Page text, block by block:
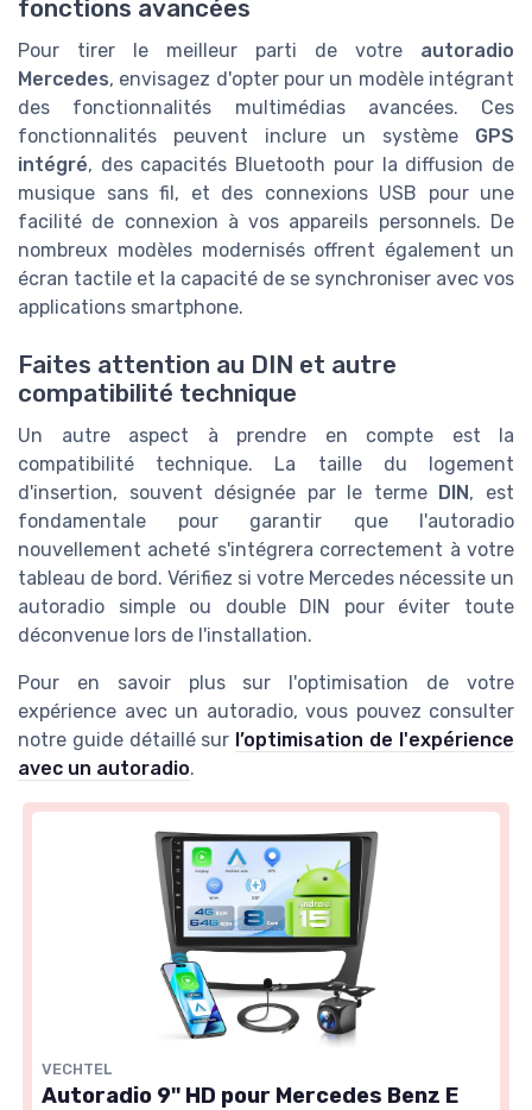
fonctions avancées
Pour tirer le meilleur parti de votre autoradio
Mercedes, envisagez d'opter pour un modèle intégrant
des fonctionnalités multimédias avancées. Ces
fonctionnalités peuvent inclure un système GPS
intégré, des capacités Bluetooth pour la diffusion de
musique sans fil, et des connexions USB pour une
facilité de connexion à vos appareils personnels. De
nombreux modèles modernisés offrent également un
écran tactile et la capacité de se synchroniser avec vos
applications smartphone.
Faites attention au DIN et autre
compatibilité technique
Un autre aspect à prendre en compte est la
compatibilité technique. La taille du logement
d'insertion, souvent désignée par le terme DIN, est
fondamentale pour garantir que l'autoradio
nouvellement acheté s'intégrera correctement à votre
tableau de bord. Vérifiez si votre Mercedes nécessite un
autoradio simple ou double DIN pour éviter toute
déconvenue lors de l'installation.
Pour en savoir plus sur l'optimisation de votre
expérience avec un autoradio, vous pouvez consulter
notre guide détaillé sur l’optimisation de l'expérience
avec un autoradio.
VECHTEL
Autoradio 9'' HD pour Mercedes Benz E